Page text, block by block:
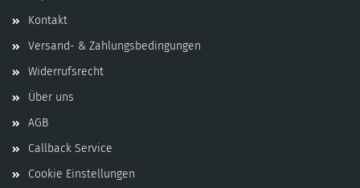
Kontakt
Versand- & Zahlungsbedingungen
Widerrufsrecht
Über uns
AGB
Callback Service
Cookie Einstellungen